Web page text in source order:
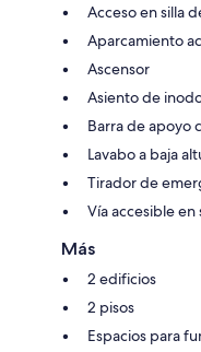
Acceso en silla
Aparcamiento
Ascensor
Asiento de
Barra de apoyo
Lavabo a baja
Tirador de
Vía accesible en
Más
2 edificios
2 pisos
Espacios para